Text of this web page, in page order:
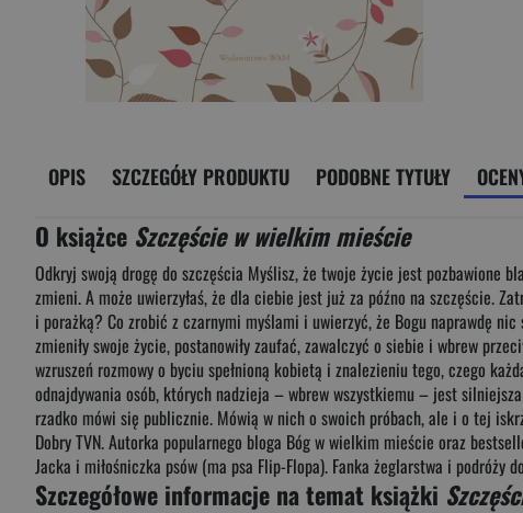
OPIS SZCZEGÓŁY PRODUKTU PODOBNE TYTUŁY
O książce Szczęście w wielkim mieście
Odkryj swoją drogę do szczęścia Myślisz, że twoje życie jest pozbawione
zmieni. A może uwierzyłaś, że dla ciebie jest już za późno na szczęście.
i porażką? Co zrobić z czarnymi myślami i uwierzyć, że Bogu naprawdę
zmieniły swoje życie, postanowiły zaufać, zawalczyć o siebie i wbrew
wzruszeń rozmowy o byciu spełnioną kobietą i znalezieniu tego, czego
odnajdywania osób, których nadzieja – wbrew wszystkiemu – jest
rzadko mówi się publicznie. Mówią w nich o swoich próbach, ale i o tej
Dobry TVN. Autorka popularnego bloga Bóg w wielkim mieście oraz
Jacka i miłośniczka psów (ma psa Flip-Flopa). Fanka żeglarstwa i podróży
Szczegółowe informacje na temat książki